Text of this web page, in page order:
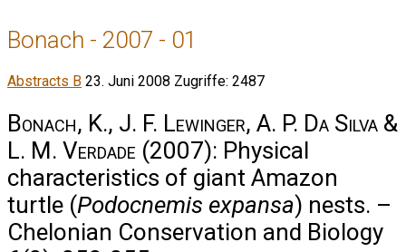
Bonach - 2007 - 01
Abstracts B 23. Juni 2008 Zugriffe: 2487
Bonach, K., J. F. Lewinger, A. P. Da Silva &
L. M. Verdade (2007): Physical
characteristics of giant Amazon
turtle (Podocnemis expansa) nests. –
Chelonian Conservation and Biology